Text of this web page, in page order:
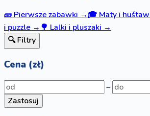
🧱Pierwsze zabawki→🎓Maty i
i puzzle→🌳Lalki i pluszaki→
🔍 Filtry
Cena (zł)
–
Zastosuj